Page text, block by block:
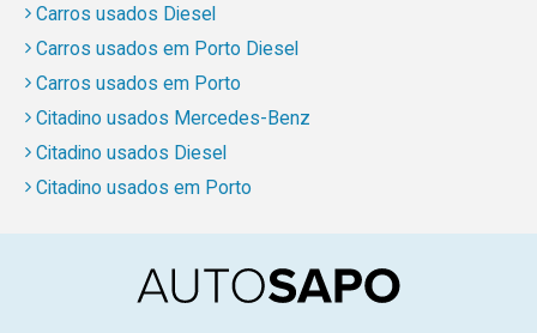
Carros usados Diesel
Carros usados em Porto Diesel
Carros usados em Porto
Citadino usados Mercedes-Benz
Citadino usados Diesel
Citadino usados em Porto